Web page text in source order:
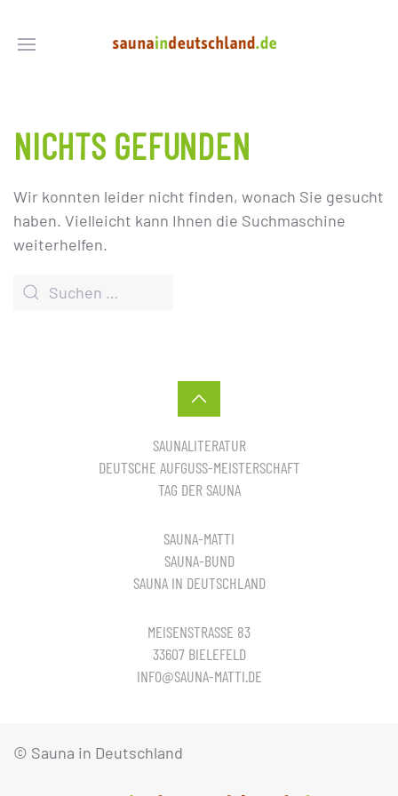
NICHTS GEFUNDEN
Wir konnten leider nicht finden, wonach Sie gesucht
haben. Vielleicht kann Ihnen die Suchmaschine
weiterhelfen.
SAUNALITERATUR
DEUTSCHE AUFGUSS-MEISTERSCHAFT
TAG DER SAUNA
SAUNA-MATTI
SAUNA-BUND
SAUNA IN DEUTSCHLAND
MEISENSTRASSE 83
33607 BIELEFELD
INFO@SAUNA-MATTI.DE
© Sauna in Deutschland